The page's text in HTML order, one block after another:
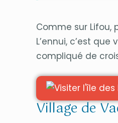
Comme sur Lifou,
L’ennui, c’est
compliqué de
Village de